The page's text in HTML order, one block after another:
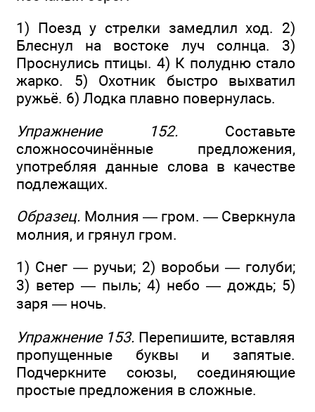
1) Поезд у стрелки замедлил ход. 2)
Блеснул на востоке луч солнца. 3)
Проснулись птицы. 4) К полудню стало
жарко. 5) Охотник быстро выхватил
ружьё. 6) Лодка плавно повернулась.
Упражнение 152. Составьте
сложносочинённые предложения,
употребляя данные слова в качестве
подлежащих.
Образец. Молния — гром. — Сверкнула
молния, и грянул гром.
1) Снег — ручьи; 2) воробьи — голуби;
3) ветер — пыль; 4) небо — дождь; 5)
заря — ночь.
Упражнение 153. Перепишите, вставляя
пропущенные буквы и запятые.
Подчеркните союзы, соединяющие
простые предложения в сложные.